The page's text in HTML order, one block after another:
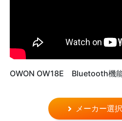
OWON OW18E Bluetooth機
メーカー選